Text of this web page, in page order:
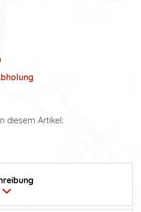
diesem Artikel: